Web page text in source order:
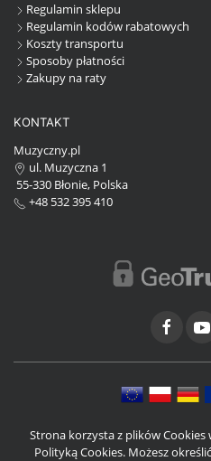
Regulamin sklepu
Regulamin kodów rabatowych
Koszty transportu
Sposoby płatności
Zakupy na raty
KONTAKT
Muzyczny.pl
ul. Muzyczna 1
55-330 Błonie, Polska
+48 532 395 410
Strona korzysta z plików Cookies
Polityką Cookies. Możesz